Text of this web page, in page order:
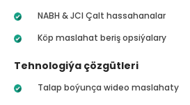
NABH & JCI Çalt hassahanalar
Köp maslahat beriş opsiýalary
Tehnologiýa çözgütleri
Talap boýunça wideo maslahaty